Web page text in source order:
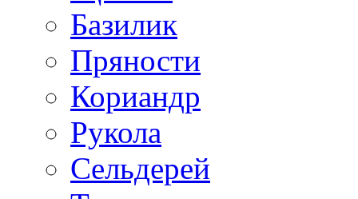
Базилик
Пряности
Кориандр
Рукола
Сельдерей